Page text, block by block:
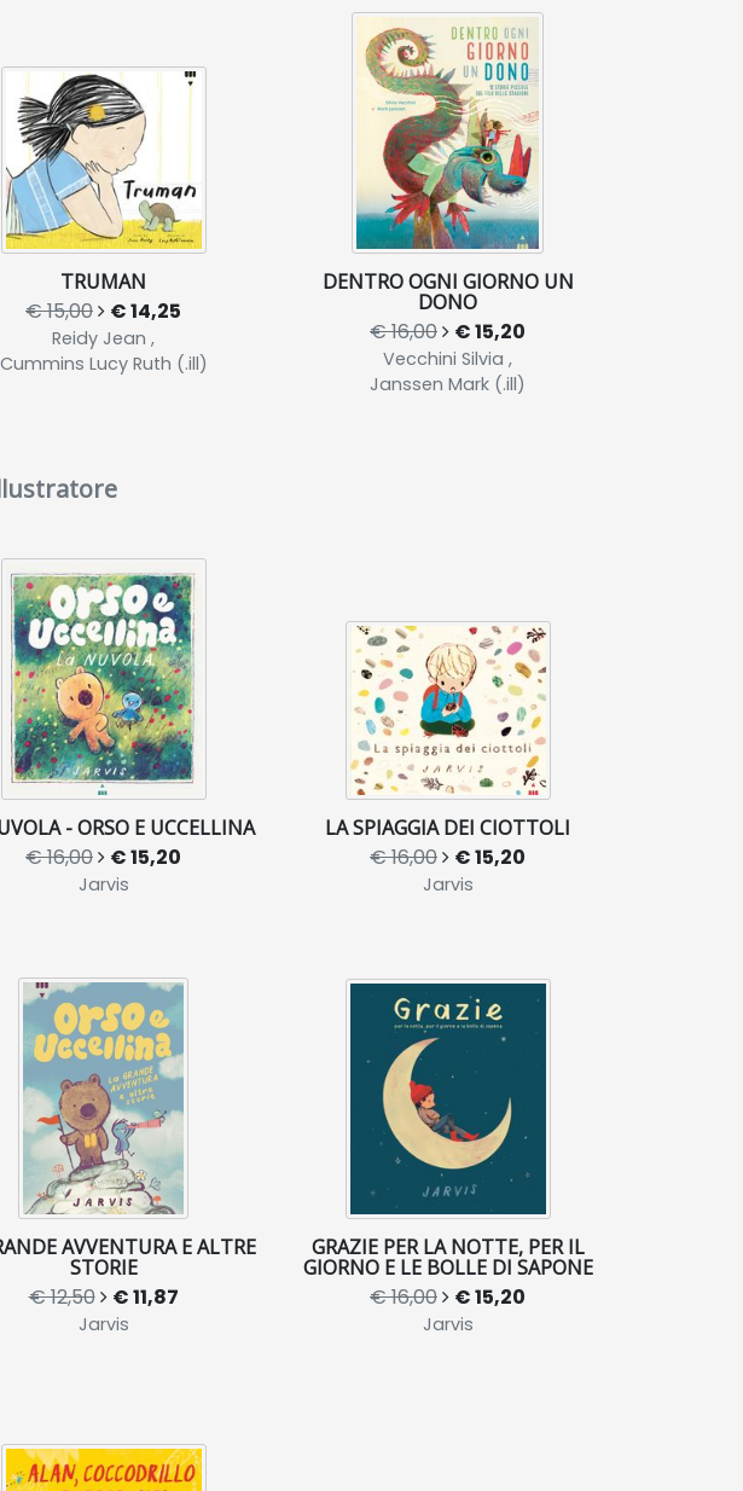
TRUMAN
€ 15,00 € 14,25
Reidy Jean ,
Cummins Lucy Ruth (.ill)
DENTRO OGNI GIORNO UN
DONO
€ 16,00 € 15,20
Vecchini Silvia ,
Janssen Mark (.ill)
- ORSO E UCCELLINA
€ 16,00 € 15,20
Jarvis
LA SPIAGGIA DEI CIOTTOLI
€ 16,00 € 15,20
Jarvis
AVVENTURA E ALTRE
STORIE
€ 12,50 € 11,87
Jarvis
GRAZIE PER LA NOTTE, PER IL
GIORNO E LE BOLLE DI SAPONE
€ 16,00 € 15,20
Jarvis